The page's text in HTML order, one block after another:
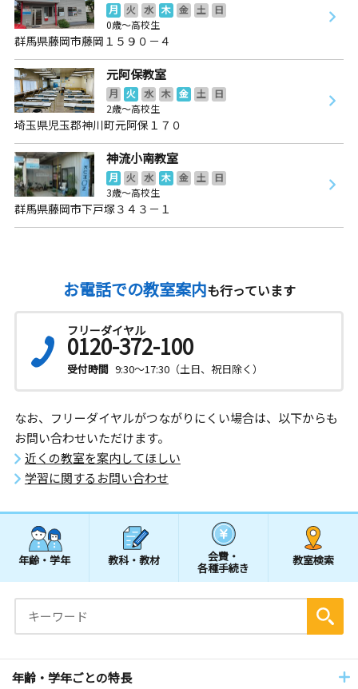
月 火 水 木 金 土
日
0歳～高校生
群馬県藤岡市藤岡１５９０－４
元阿保教室
月 火 水 木 金 土
日
2歳～高校生
埼玉県児玉郡神川町元阿保１７０
神流小南教室
月 火 水 木 金 土
日
3歳～高校生
群馬県藤岡市下戸塚３４３－１
お電話での教室案内も行っています
フリーダイヤル
0120-372-100
受付時間 9:30～17:30（土日、祝日除く）
なお、フリーダイヤルがつながりにくい場合は、以下からも
お問い合わせいただけます。
近くの教室を案内してほしい
学習に関するお問い合わせ
年齢・学年 教科・教材 会費・
各種手続き
教室検索
年齢・学年ごとの特長